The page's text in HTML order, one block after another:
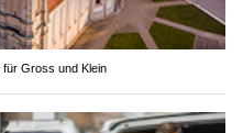
Gross und Klein